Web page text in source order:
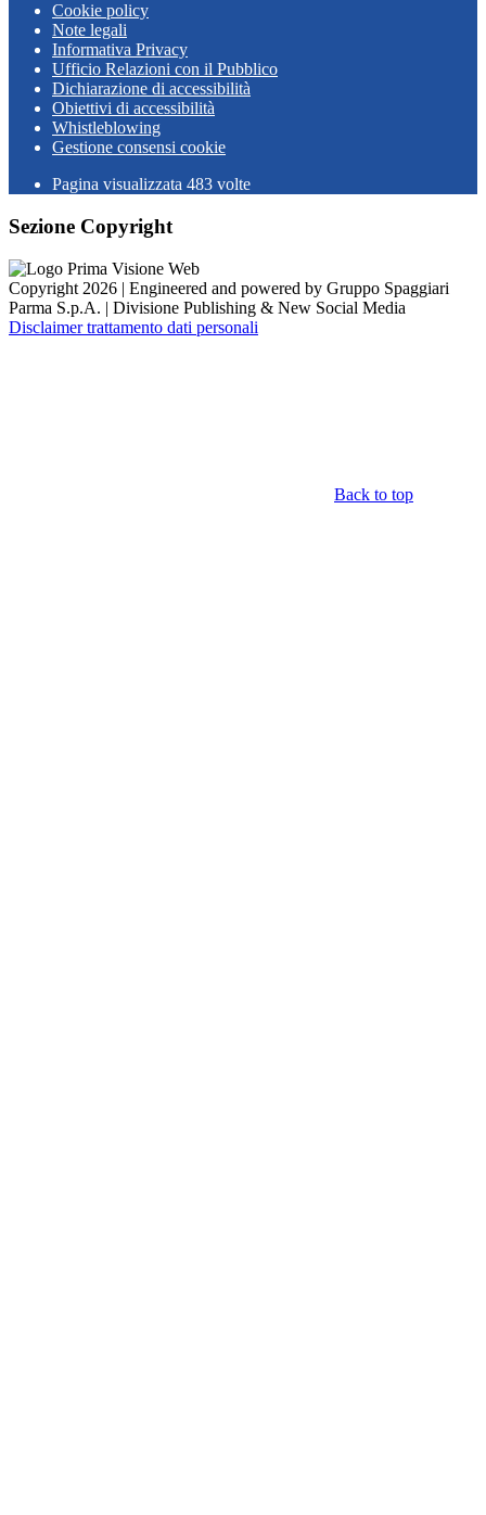
Cookie policy
Note legali
Informativa Privacy
Ufficio Relazioni con il Pubblico
Dichiarazione di accessibilità
Obiettivi di accessibilità
Whistleblowing
Gestione consensi cookie
Pagina visualizzata 483 volte
Sezione Copyright
Copyright 2026 | Engineered and powered by Gruppo Spaggiari
Parma S.p.A. | Divisione Publishing & New Social Media
Disclaimer trattamento dati personali
Back to top